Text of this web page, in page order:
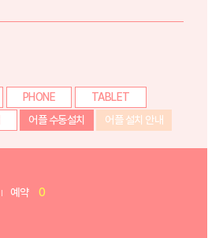
PHONE
TABLET
어플 수동설치 어플 설치 안내
예약 0